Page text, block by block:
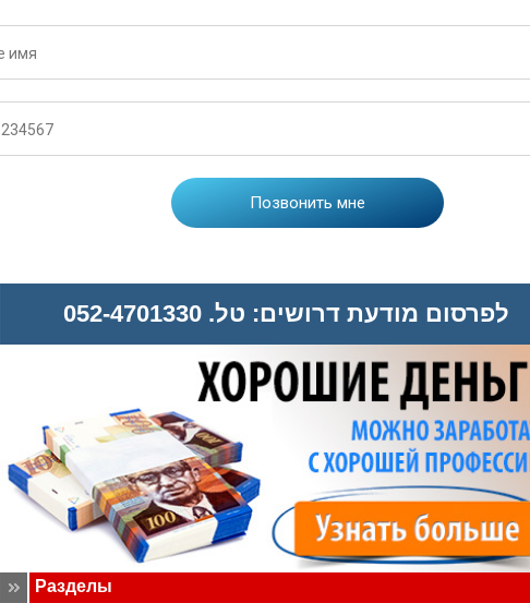
לפרסום מודעת דרושים: טל. 052-4701330
Разделы